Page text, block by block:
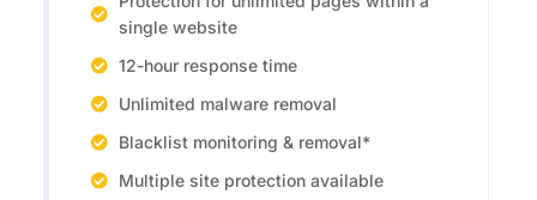
single website
12-hour response time
Unlimited malware removal
Blacklist monitoring & removal*
Multiple site protection available